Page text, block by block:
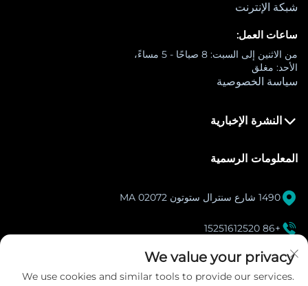
شبكة الإنترنت
ساعات العمل:
من الاثنين إلى السبت: 8 صباحًا - 5 مساءً،
الأحد: مغلق
سياسة الخصوصية
النشرة الإخبارية
المعلومات الرسمية
1490 شارع سنترال ستوتون MA 02072

+86 15251612520

[email protected]
We value your privacy
We use cookies and similar tools to provide our services.